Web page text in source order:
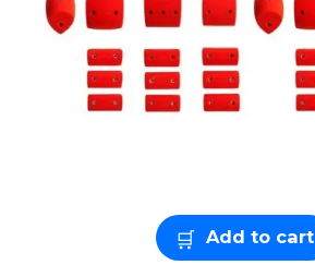
Add to cart